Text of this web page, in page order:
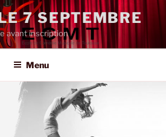
7 SEPTEMBRE
avant inscription
Menu